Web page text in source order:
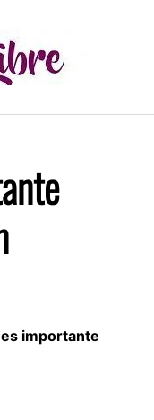
importante